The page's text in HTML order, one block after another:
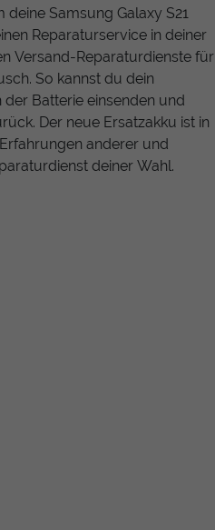
Samsung Galaxy S21
Reparaturservice in deiner
Versand-Reparaturdienste für
So kannst du dein
Batterie einsenden und
Der neue Ersatzakku ist in
anderer und
deiner Wahl.